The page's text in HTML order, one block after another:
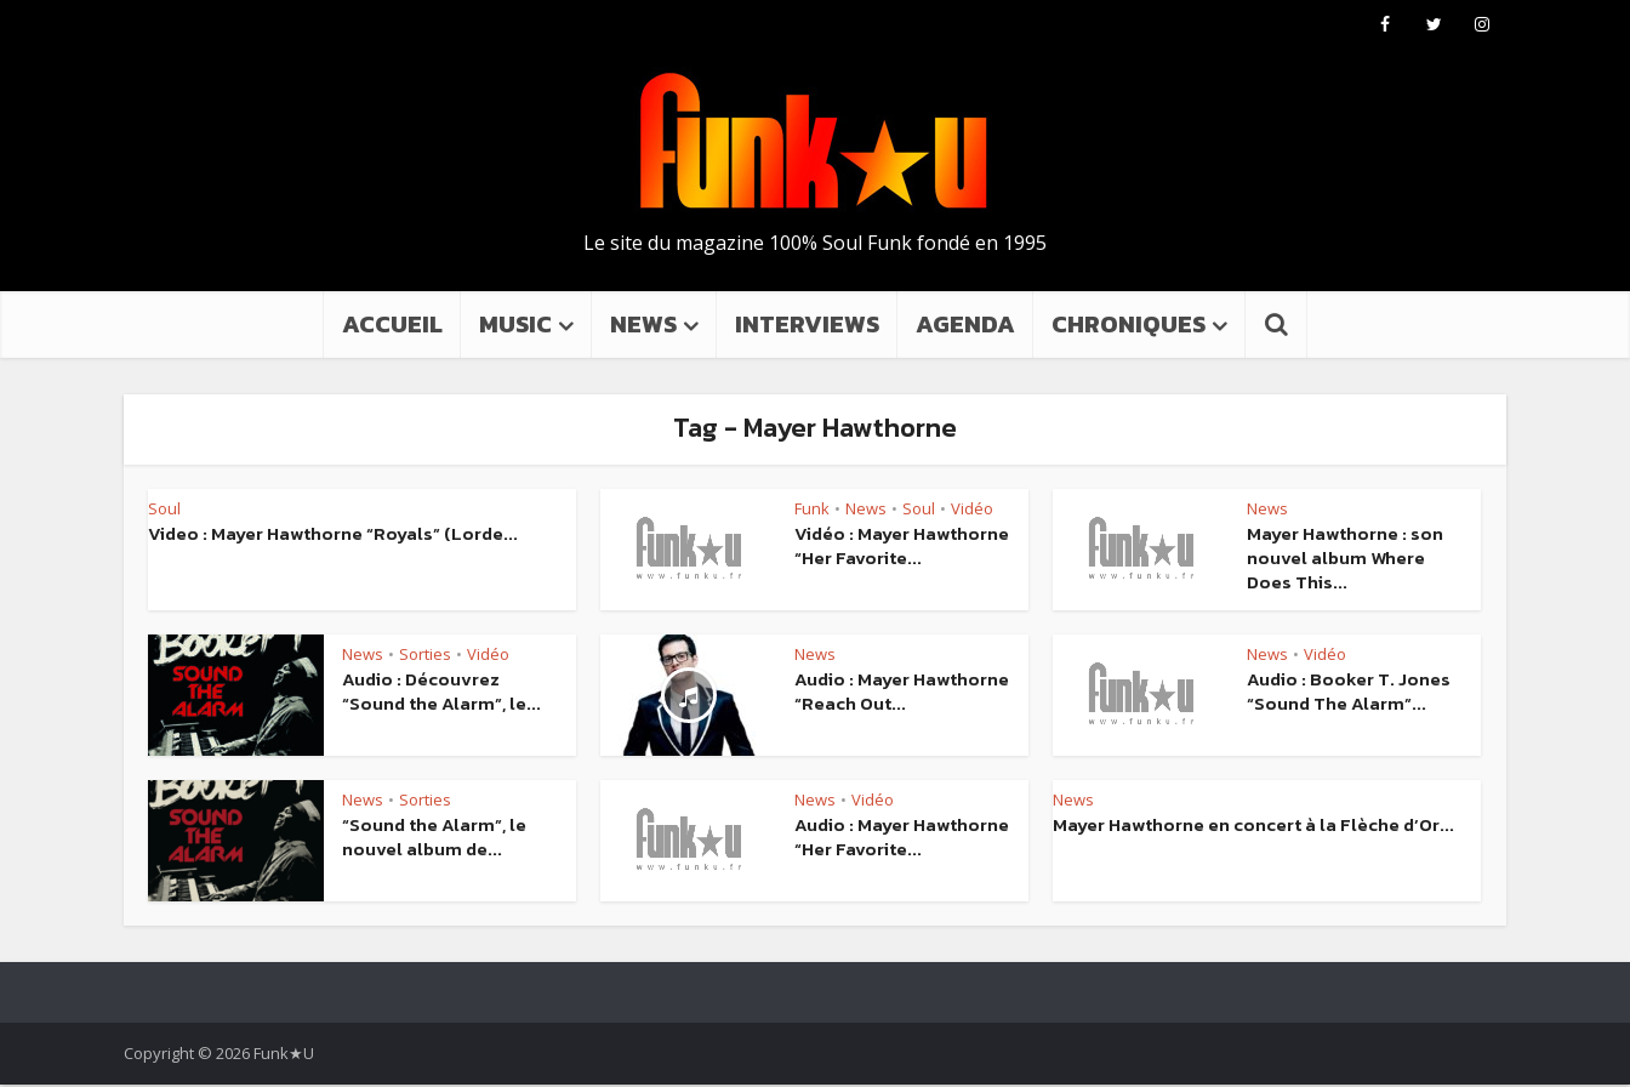
Le site du magazine 100% Soul Funk fondé en 1995
ACCUEIL MUSIC NEWS INTERVIEWS AGENDA CHRONIQUES
Tag - Mayer Hawthorne
Soul
Video : Mayer Hawthorne “Royals” (Lorde...
Funk • News • Soul • Vidéo
Vidéo : Mayer Hawthorne
“Her Favorite...
News
Mayer Hawthorne : son
nouvel album Where
Does This...
News • Sorties • Vidéo
Audio : Découvrez
“Sound the Alarm”, le...
News
Audio : Mayer Hawthorne
“Reach Out...
News • Vidéo
Audio : Booker T. Jones
“Sound The Alarm”...
News • Sorties
“Sound the Alarm”, le
nouvel album de...
News • Vidéo
Audio : Mayer Hawthorne
“Her Favorite...
News
Mayer Hawthorne en concert à la Flèche d’Or...
Copyright © 2026 Funk★U